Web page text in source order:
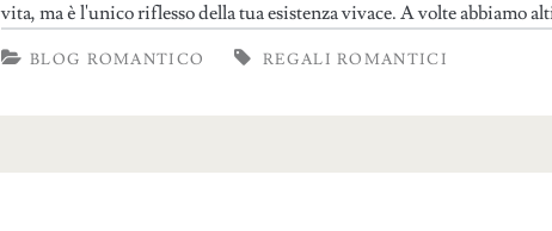
vita, ma è l'unico riflesso della tua esistenza vivace. A volte abbiamo
BLOG ROMANTICO REGALI ROMANTICI